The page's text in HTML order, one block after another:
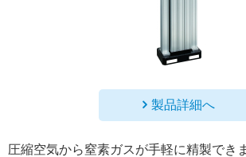
製品詳細へ
圧縮空気から窒素ガスが手軽に精製でき